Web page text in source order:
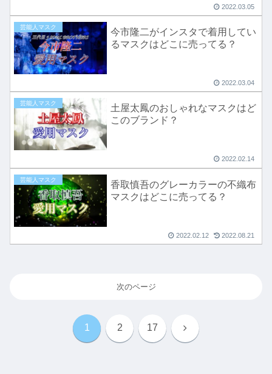
2022.03.05
芸能人マスク
今市隆二がインスタで着用してい
るマスクはどこに売ってる？
2022.03.04
芸能人マスク
土屋太鳳のおしゃれなマスクはど
このブランド？
2022.02.14
芸能人マスク
香取慎吾のグレーカラーの不織布
マスクはどこに売ってる？
2022.02.12 2022.08.21
次のページ
1 2 17 次